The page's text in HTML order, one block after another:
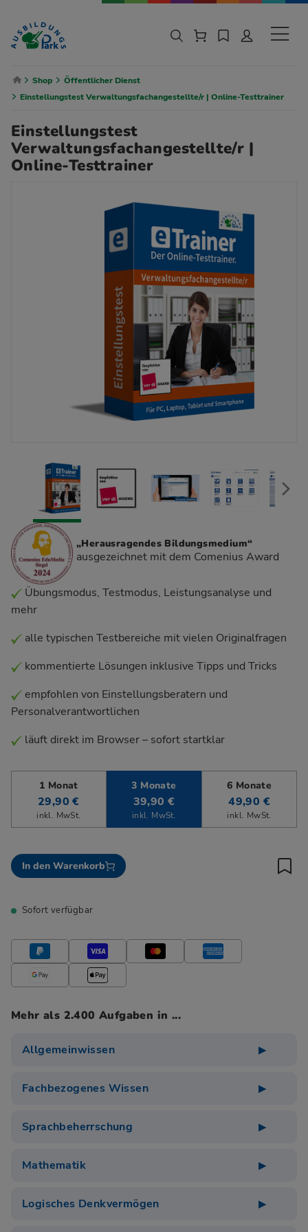
Zur Navigation springen
Zu den Hauptinhalten springen
Shop
Öffentlicher Dienst
Einstellungstest Verwaltungsfachangestellte/r | Online-Testtrainer
Einstellungstest
Verwaltungsfachangestellte/r |
Online-Testtrainer
„Herausragendes Bildungsmedium“
ausgezeichnet mit dem Comenius Award
Übungsmodus, Testmodus, Leistungsanalyse und
mehr
alle typischen Testbereiche mit vielen Originalfragen
kommentierte Lösungen inklusive Tipps und Tricks
empfohlen von Einstellungsberatern und
Personalverantwortlichen
läuft direkt im Browser – sofort startklar
1 Monat
29,90 €
inkl. MwSt.
3 Monate
39,90 €
inkl. MwSt.
6 Monate
49,90 €
inkl. MwSt.
In den Warenkorb
Sofort verfügbar
Mehr als 2.400 Aufgaben in ...
Allgemeinwissen
Fachbezogenes Wissen
Sprachbeherrschung
Mathematik
Logisches Denkvermögen